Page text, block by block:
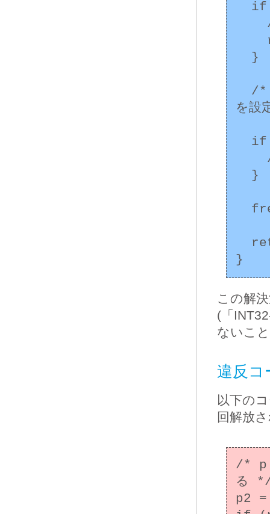
を設
この解
(「
ないこ
違反コ
以下の
回解放
/* p
る
p2